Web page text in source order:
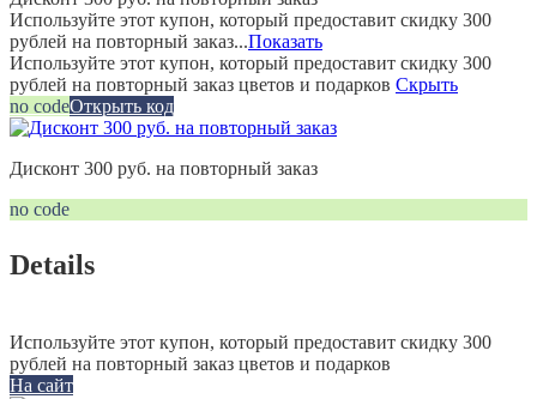
Используйте этот купон, который предоставит скидку 300
рублей на повторный заказ...Показать
Используйте этот купон, который предоставит скидку 300
рублей на повторный заказ цветов и подарков Скрыть
no codeОткрыть код
Дисконт 300 руб. на повторный заказ
no code
Details
Используйте этот купон, который предоставит скидку 300
рублей на повторный заказ цветов и подарков
На сайт